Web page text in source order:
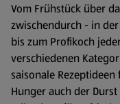
Vom Frühstück über
zwischendurch - in
bis zum Profikoch
verschiedenen
saisonale
Hunger auch der